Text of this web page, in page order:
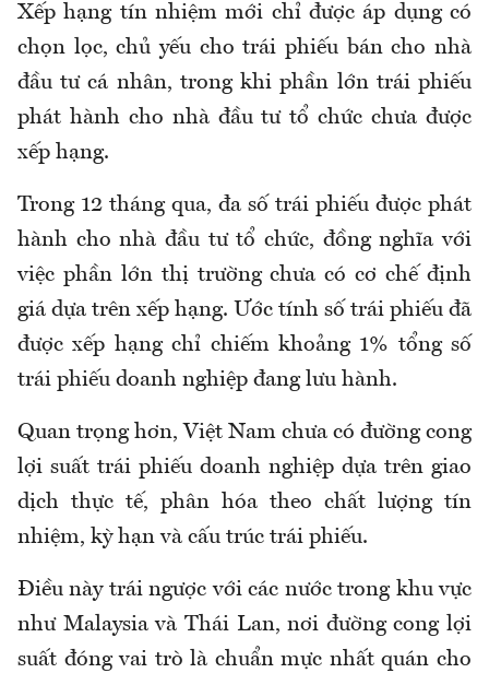
Xếp hạng tín nhiệm mới chỉ được áp dụng có
chọn lọc, chủ yếu cho trái phiếu bán cho nhà
đầu tư cá nhân, trong khi phần lớn trái phiếu
phát hành cho nhà đầu tư tổ chức chưa được
xếp hạng.
Trong 12 tháng qua, đa số trái phiếu được phát
hành cho nhà đầu tư tổ chức, đồng nghĩa với
việc phần lớn thị trường chưa có cơ chế định
giá dựa trên xếp hạng. Ước tính số trái phiếu đã
được xếp hạng chỉ chiếm khoảng 1% tổng số
trái phiếu doanh nghiệp đang lưu hành.
Quan trọng hơn, Việt Nam chưa có đường cong
lợi suất trái phiếu doanh nghiệp dựa trên giao
dịch thực tế, phân hóa theo chất lượng tín
nhiệm, kỳ hạn và cấu trúc trái phiếu.
Điều này trái ngược với các nước trong khu vực
như Malaysia và Thái Lan, nơi đường cong lợi
suất đóng vai trò là chuẩn mực nhất quán cho